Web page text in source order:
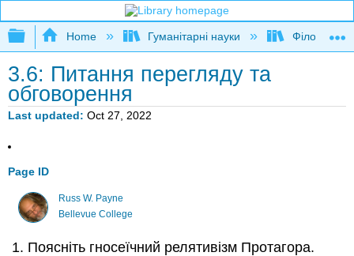
Expand/collapse global hierarchy
Home Гуманітарні науки Філософія
3.6: Питання перегляду та
обговорення
Last updated Oct 27, 2022
Page ID
Russ W. Payne
Bellevue College
Поясніть гносеїчний релятивізм Протагора.